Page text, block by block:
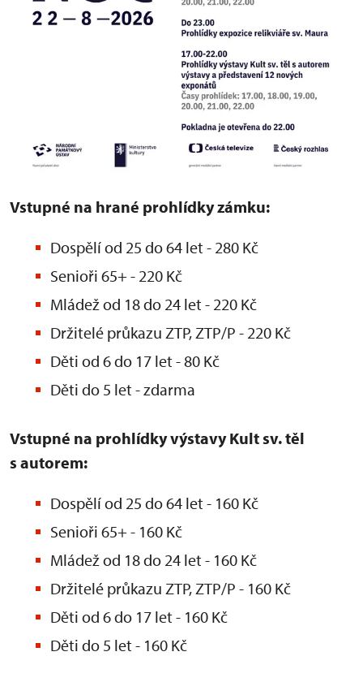
Vstupné na hrané prohlídky zámku:
Dospělí od 25 do 64 let - 280 Kč
Senioři 65+ - 220 Kč
Mládež od 18 do 24 let - 220 Kč
Držitelé průkazu ZTP, ZTP/P - 220 Kč
Děti od 6 do 17 let - 80 Kč
Děti do 5 let - zdarma
Vstupné na prohlídky výstavy Kult sv. těl
s autorem:
Dospělí od 25 do 64 let - 160 Kč
Senioři 65+ - 160 Kč
Mládež od 18 do 24 let - 160 Kč
Držitelé průkazu ZTP, ZTP/P - 160 Kč
Děti od 6 do 17 let - 160 Kč
Děti do 5 let - 160 Kč